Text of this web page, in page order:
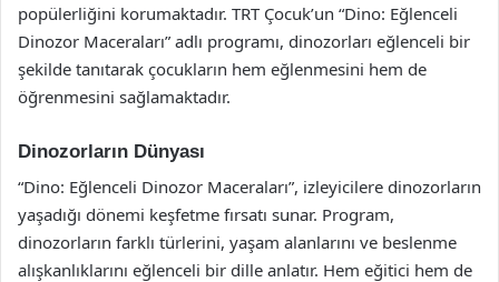
popülerliğini korumaktadır. TRT Çocuk’un “Dino: Eğlenceli
Dinozor Maceraları” adlı programı, dinozorları eğlenceli bir
şekilde tanıtarak çocukların hem eğlenmesini hem de
öğrenmesini sağlamaktadır.
Dinozorların Dünyası
“Dino: Eğlenceli Dinozor Maceraları”, izleyicilere dinozorların
yaşadığı dönemi keşfetme fırsatı sunar. Program,
dinozorların farklı türlerini, yaşam alanlarını ve beslenme
alışkanlıklarını eğlenceli bir dille anlatır. Hem eğitici hem de